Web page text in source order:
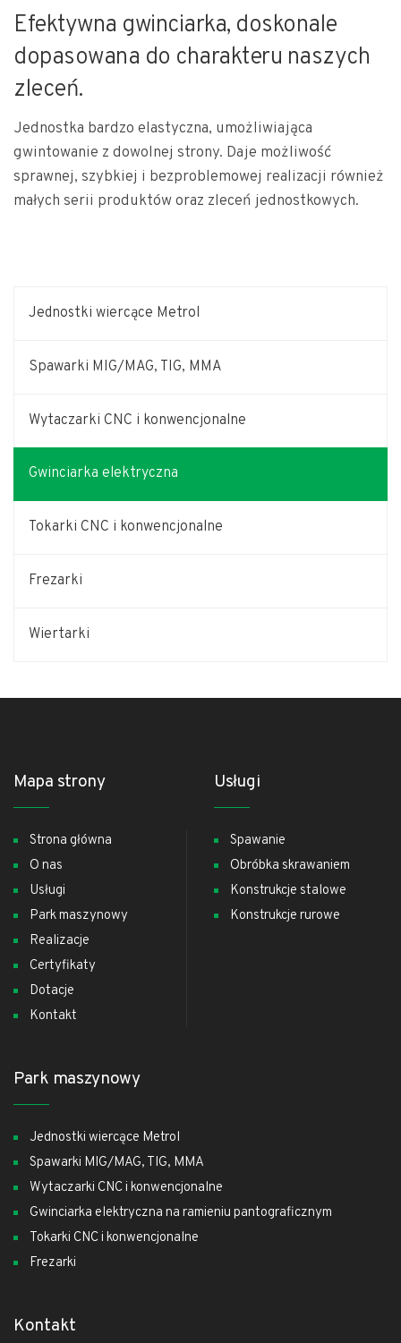
Efektywna gwinciarka, doskonale
dopasowana do charakteru naszych
zleceń.
Jednostka bardzo elastyczna, umożliwiająca
gwintowanie z dowolnej strony. Daje możliwość
sprawnej, szybkiej i bezproblemowej realizacji również
małych serii produktów oraz zleceń jednostkowych.
Jednostki wiercące Metrol
Spawarki MIG/MAG, TIG, MMA
Wytaczarki CNC i konwencjonalne
Gwinciarka elektryczna
Tokarki CNC i konwencjonalne
Frezarki
Wiertarki
Mapa strony
Strona główna
O nas
Usługi
Park maszynowy
Realizacje
Certyfikaty
Dotacje
Kontakt
Usługi
Spawanie
Obróbka skrawaniem
Konstrukcje stalowe
Konstrukcje rurowe
Park maszynowy
Jednostki wiercące Metrol
Spawarki MIG/MAG, TIG, MMA
Wytaczarki CNC i konwencjonalne
Gwinciarka elektryczna na ramieniu pantograficznym
Tokarki CNC i konwencjonalne
Frezarki
Kontakt